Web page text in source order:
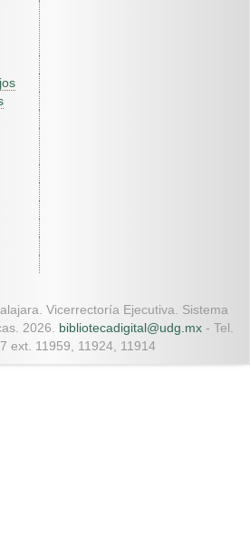
Vicerrectoría Ejecutiva. Sistema
2026. bibliotecadigital@udg.mx - Tel.
ext. 11959, 11924, 11914